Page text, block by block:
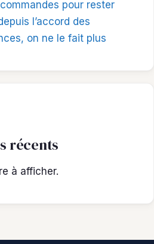
pour rester
l’accord des
on ne le fait plus
récents
à afficher.